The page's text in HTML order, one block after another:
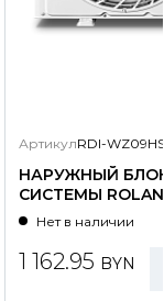
АртикулRDI-
НАРУЖНЫЙ
СИСТЕМЫ
WZ09HSS/N1-
Нет в наличии
1 162.95 BYN